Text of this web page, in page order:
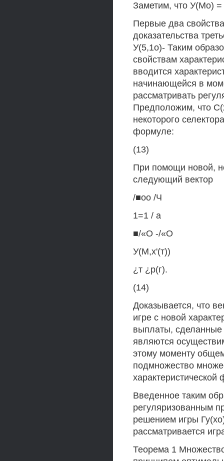
Заметим, что У(Мо)
Первые два
доказательства
У(5,1о)- Таким
свойствам
вводится
начинающейся в
рассматривать
Предположим, что
некоторого
формуле:
(13)
При помощи новой,
следующий вектор
/■оо /Ч
1=1 / а
■/«О -/«О
У(М,х'(т))
¿т ¿р(г).
(14)
Доказывается, что
игре с новой
выплаты, сделанные
являются
этому моменту
подмножество
характеристической
Введенное таким
регуляризованным
решением игры
рассматривается
Теорема 1